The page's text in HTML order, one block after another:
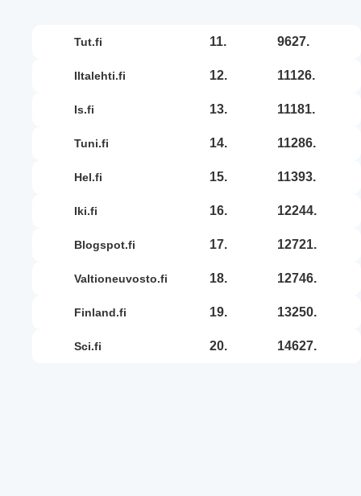
tut.fi 11. 9627.
iltalehti.fi 12. 11126.
is.fi 13. 11181.
tuni.fi 14. 11286.
hel.fi 15. 11393.
iki.fi 16. 12244.
blogspot.fi 17. 12721.
valtioneuvosto.fi 18. 12746.
finland.fi 19. 13250.
sci.fi 20. 14627.